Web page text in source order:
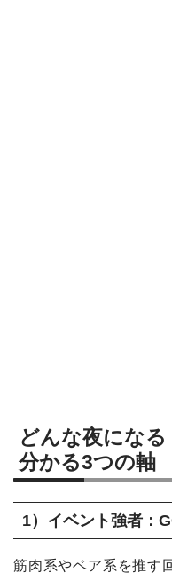
どんな夜にな
分かる3つの軸
1）イベント強者：
筋肉系やベア系を推す